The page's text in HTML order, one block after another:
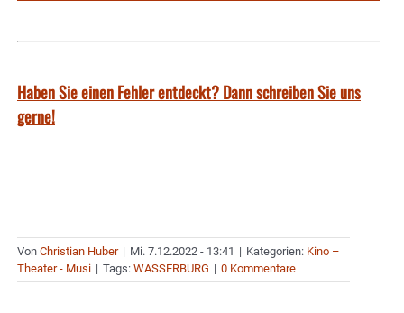
Haben Sie einen Fehler entdeckt? Dann schreiben Sie uns
gerne!
Von Christian Huber | Mi. 7.12.2022 - 13:41 | Kategorien: Kino –
Theater - Musi | Tags: WASSERBURG | 0 Kommentare